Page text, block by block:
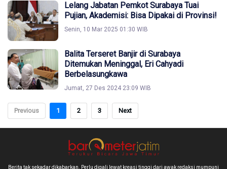
Lelang Jabatan Pemkot Surabaya Tuai
Pujian, Akademisi: Bisa Dipakai di Provinsi!
Senin, 10 Mar 2025 01:30 WIB
Balita Terseret Banjir di Surabaya
Ditemukan Meninggal, Eri Cahyadi
Berbelasungkawa
Jumat, 27 Des 2024 23:09 WIB
Previous 1 2 3 Next
Berita tak sekadar dikabarkan. Perlu digali lewat kreasi tinggi dari awak redaksi mumpuni